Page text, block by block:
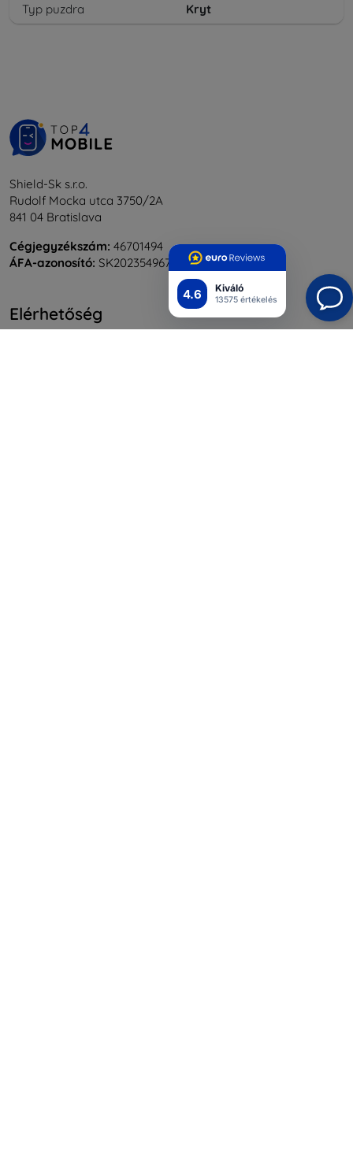
4.6 Kiváló
13575 értékelés
Typ puzdra
Kryt
Shield-Sk s.r.o.
Rudolf Mocka utca 3750/2A
841 04 Bratislava
Cégjegyzékszám: 46701494
ÁFA-azonosító: SK2023549671
Elérhetőség